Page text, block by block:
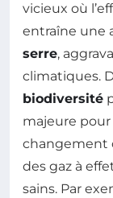
vicieux où
entraîne une
serre,
climatiques.
biodiversité
majeure
changement
des gaz à
sains. Par